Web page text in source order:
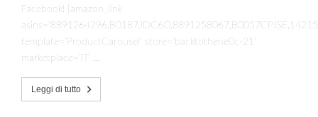
Facebook! [amazon_link
template=’ProductCarousel’ store=’backtothene0c-21′
marketplace=’IT’ …
Leggi di tutto